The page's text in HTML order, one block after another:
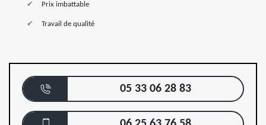
Prix imbattable
Travail de qualité
05 33 06 28 83